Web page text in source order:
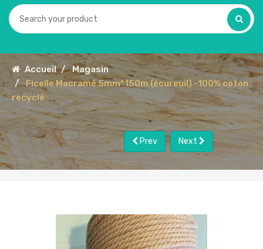
Accueil
Magasin
Ficelle Macramé 5mm*150m (écureuil) -100% coton
recyclé
Prev Next